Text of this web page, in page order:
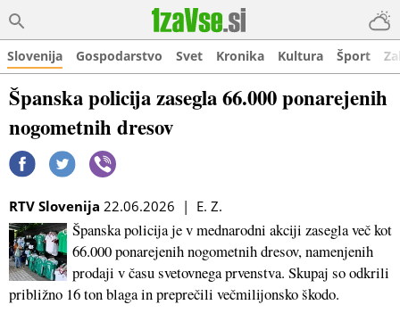
Slovenija Gospodarstvo Svet Kronika Kultura Šport
Španska policija zasegla 66.000 ponarejenih
nogometnih dresov
RTV Slovenija 22.06.2026 | E. Z.
Španska policija je v mednarodni akciji zasegla več kot
66.000 ponarejenih nogometnih dresov, namenjenih
prodaji v času svetovnega prvenstva. Skupaj so odkrili
približno 16 ton blaga in preprečili večmilijonsko škodo.